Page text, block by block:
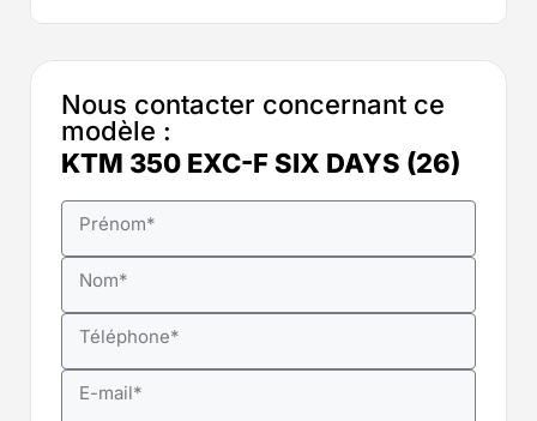
Nous contacter concernant ce
modèle :
KTM 350 EXC-F SIX DAYS (26)
Prénom*
Nom*
Téléphone*
E-mail*